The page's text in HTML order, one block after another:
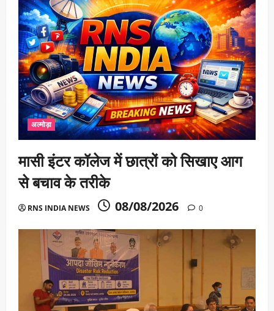
अल्मोड़ा
मासी इंटर कॉलेज में छात्रों को सिखाए आग
से बचाव के तरीके
RNS INDIA NEWS 08/08/2026 0